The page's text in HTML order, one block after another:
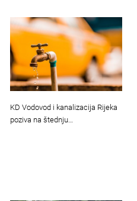
KD Vodovod i kanalizacija Rijeka
poziva na štednju…